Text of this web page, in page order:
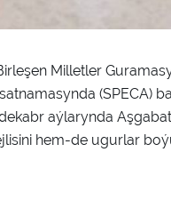
Milletler
(SPECA)
aýlarynda
hem-de ugurlar